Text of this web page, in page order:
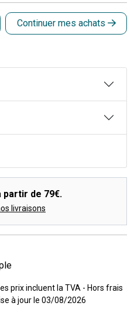
Continuer mes achats
de 79€.
livraisons
prix incluent la TVA - Hors frais
à jour le 03/08/2026